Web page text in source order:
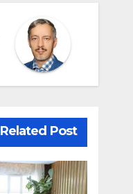
Related Post